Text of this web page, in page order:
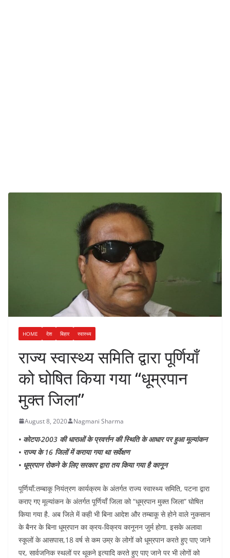
HOME देश बिहार स्वास्थ्य
राज्य स्वास्थ्य समिति द्वारा पूर्णियाँ
को घोषित किया गया “धूम्रपान
मुक्त जिला”
August 8, 2020 Nagmani Sharma
• कोटपा-2003 की धाराओं के प्रवर्त्तन की स्थिति के आधार पर हुआ मूल्यांकन
• राज्य के 16 जिलों में कराया गया था सर्वेक्षण
• धूम्रपान रोकने के लिए सरकार द्वारा तय किया गया है कानून
पूर्णियाँ:तम्बाकू नियंत्रण कार्यक्रम के अंतर्गत राज्य स्वास्थ्य समिति, पटना द्वारा
कराए गए मूल्यांकन के अंतर्गत पूर्णियाँ जिला को “धूम्रपान मुक्त जिला” घोषित
किया गया है. अब जिले में कही भी बिना आदेश और तम्बाकू से होने वाले नुकसान
के बैनर के बिना धूम्रपान का क्रय-विक्रय कानूनन जुर्म होगा. इसके अलावा
स्कूलों के आसपास,18 वर्ष से कम उम्र के लोगों को धूम्रपान करते हुए पाए जाने
पर, सार्वजनिक स्थलों पर थूकने इत्यादि करते हुए पाए जाने पर भी लोगों को